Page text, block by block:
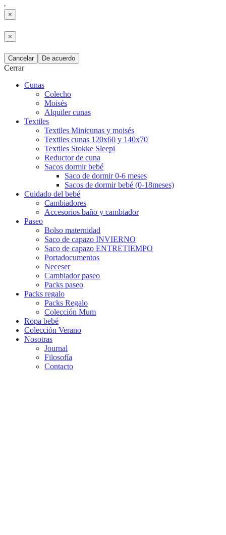
×
×
Cancelar De acuerdo
Cerrar
Cunas
Colecho
Moisés
Alquiler cunas
Textiles
Textiles Minicunas y moisés
Textiles cunas 120x60 y 140x70
Textiles Stokke Sleepi
Reductor de cuna
Sacos dormir bebé
Saco de dormir 0-6 meses
Sacos de dormir bebé (0-18meses)
Cuidado del bebé
Cambiadores
Accesorios baño y cambiador
Paseo
Bolso maternidad
Saco de capazo INVIERNO
Saco de capazo ENTRETIEMPO
Portadocumentos
Neceser
Cambiador paseo
Packs paseo
Packs regalo
Packs Regalo
Colección Mum
Ropa bebé
Colección Verano
Nosotras
Journal
Filosofía
Contacto